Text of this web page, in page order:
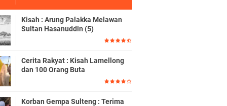
Kisah : Arung Palakka Melawan
Sultan Hasanuddin (5)
Cerita Rakyat : Kisah Lamellong
dan 100 Orang Buta
Korban Gempa Sulteng : Terima